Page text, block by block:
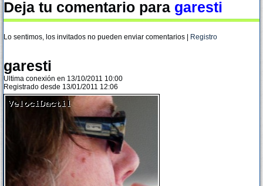
Deja tu comentario para garesti
Lo sentimos, los invitados no pueden enviar comentarios | Registro
garesti
Ultima conexión en 13/10/2011 10:00
Registrado desde 13/01/2011 12:06